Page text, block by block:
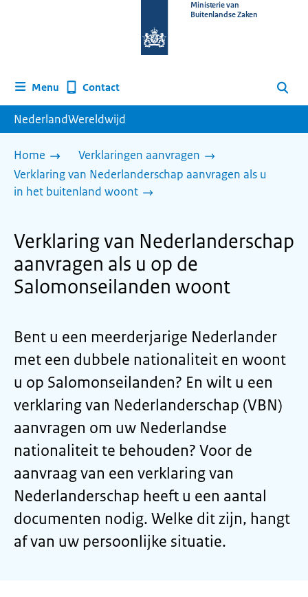
homepage
Ministerie van
Buitenlandse Zaken
Menu Contact Zoeken
NederlandWereldwijd
Home
Verklaringen aanvragen
Verklaring van Nederlanderschap aanvragen als u
in het buitenland woont
Verklaring van Nederlanderschap
aanvragen als u op de
Salomonseilanden woont
Bent u een meerderjarige Nederlander
met een dubbele nationaliteit en woont
u op Salomonseilanden? En wilt u een
verklaring van Nederlanderschap (VBN)
aanvragen om uw Nederlandse
nationaliteit te behouden? Voor de
aanvraag van een verklaring van
Nederlanderschap heeft u een aantal
documenten nodig. Welke dit zijn, hangt
af van uw persoonlijke situatie.